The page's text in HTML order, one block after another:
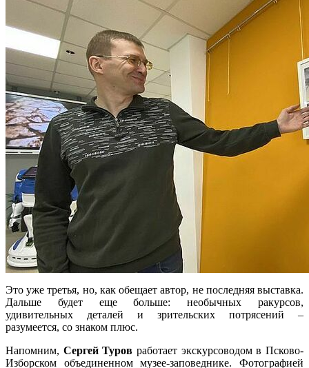
Это уже третья, но, как обещает автор, не последняя выставка.
Дальше будет еще больше: необычных ракурсов,
удивительных деталей и зрительских потрясений –
разумеется, со знаком плюс.
Напомним, Сергей Туров работает экскурсоводом в Псково-
Изборском объединенном музее-заповеднике. Фотографией